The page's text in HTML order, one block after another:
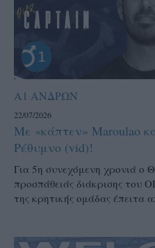
Α1 ΑΝΔΡΩΝ
22/07/2026
Με «κάπτεν» Maroulao
Ρέθυμνο (vid)!
Για 5η συνεχόμενη χρονιά ο
προσπάθειάς διάκρισης του
της κρητικής ομάδας έπειτα